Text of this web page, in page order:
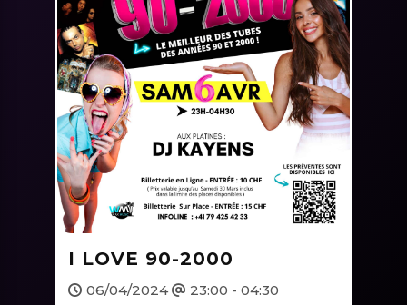
I LOVE 90-2000
06/04/2024
23:00 - 04:30